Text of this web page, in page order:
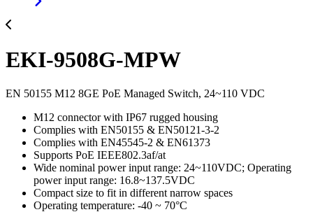
EKI-9508G-MPW
EN 50155 M12 8GE PoE Managed Switch, 24~110 VDC
M12 connector with IP67 rugged housing
Complies with EN50155 & EN50121-3-2
Complies with EN45545-2 & EN61373
Supports PoE IEEE802.3af/at
Wide nominal power input range: 24~110VDC; Operating
power input range: 16.8~137.5VDC
Compact size to fit in different narrow spaces
Operating temperature: -40 ~ 70°C